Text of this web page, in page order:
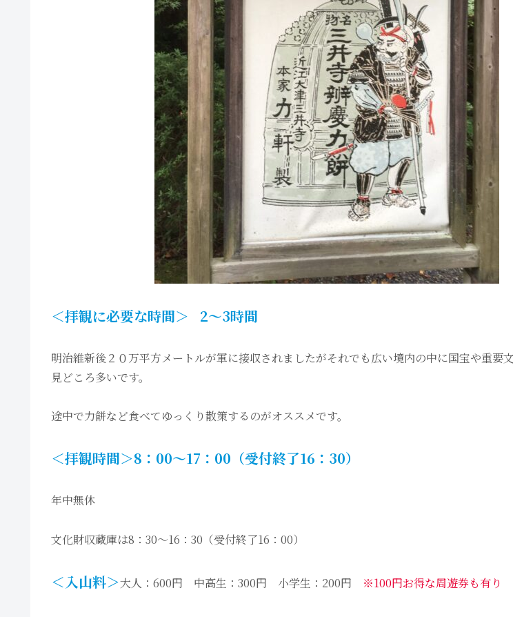
＜拝観に必要な時間＞ 2〜3時間
明治維新後２０万平方メートルが軍に接収されましたがそれでも広い境内の中に国宝や重要文
見どころ多いです。
途中で力餅など食べてゆっくり散策するのがオススメです。
＜拝観時間＞8：00〜17：00 （受付終了16：30）
年中無休
文化財収蔵庫は8：30〜16：30（受付終了16：00）
＜入山料＞大人：600円 中高生：300円 小学生：200円 ※100円お得な周遊券も有り